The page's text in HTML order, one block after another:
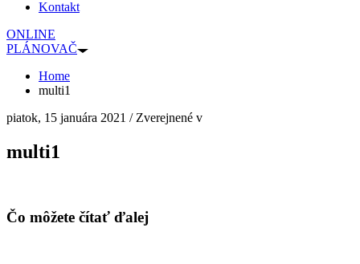
Kontakt
ONLINE
PLÁNOVAČ
Home
multi1
piatok, 15 januára 2021 /Zverejnené v
multi1
Čo môžete čítať ďalej